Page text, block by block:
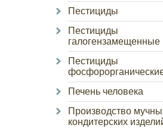
Пестициды
Пестициды
галогензамещенные
Пестициды
Печень человека
Производство
кондитерских